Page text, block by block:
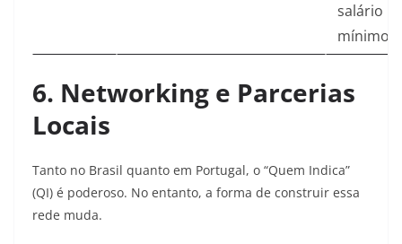
salário
mínimo
6. Networking e Parcerias
Locais
Tanto no Brasil quanto em Portugal, o “Quem Indica”
(QI) é poderoso. No entanto, a forma de construir essa
rede muda.